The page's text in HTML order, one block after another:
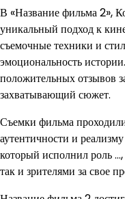
В «Название фильма 2»,
уникальный подход к
съемочные техники и
эмоциональность
положительных отзывов
захватывающий сюжет.
Съемки фильма
аутентичности и
который исполнил роль
так и зрителями за свое